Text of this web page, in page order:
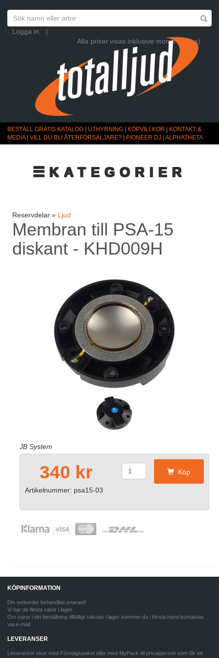
Logga in
|
Alla priser visas inklusive moms (Ändra)
BESTÄLL GRATIS KATALOG UTHYRNING KÖPVILLKOR
KONTAKT &
MEDIA| VILL DU BLI ÅTERFÖRSÄLJARE? PIONEER DJ | ALPHATHETA
☰KATEGORIER
Reservdelar » Ljud
Membran till PSA-15
diskant - KHD009H
JB System
340 kr Köp
Artikelnummer: psa15-03
KÖPINFORMATION
Din weborder behandlas snarast!
Vi har de flesta varor i lager.
Om varor i din beställning tillfälligt saknas i lager kommer du i första hand kontaktas
via e-mail.
LEVERANSER
Leveranser sker med Företagspaket eller med MyPack till privatperson som får ett